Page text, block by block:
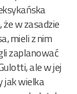
że w zasadzie
mieli z nim
zaplanować
ale w jej
jak wielka